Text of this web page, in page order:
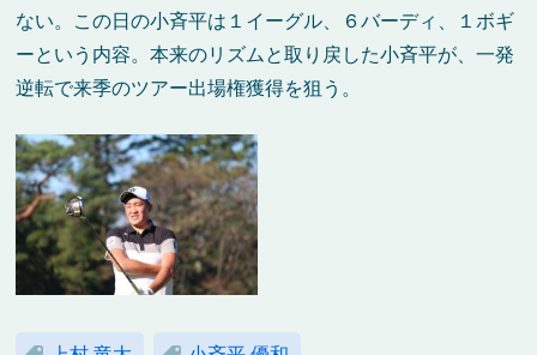
ない。この日の小斉平は１イーグル、６バーディ、１ボギ
ーという内容。本来のリズムと取り戻した小斉平が、一発
逆転で来季のツアー出場権獲得を狙う。